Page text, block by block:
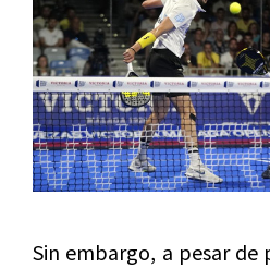
Sin embargo, a pesar de